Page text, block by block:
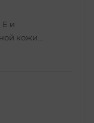
и
кожи